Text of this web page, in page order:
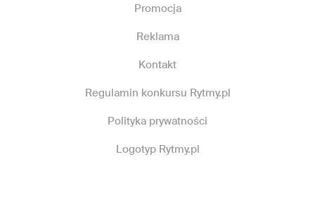
Promocja
Reklama
Kontakt
Regulamin konkursu Rytmy.pl
Polityka prywatności
Logotyp Rytmy.pl